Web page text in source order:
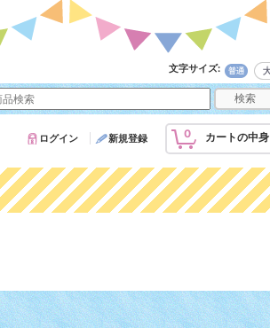
文字サイズ:
0 カートの中身
ログイン 新規登録